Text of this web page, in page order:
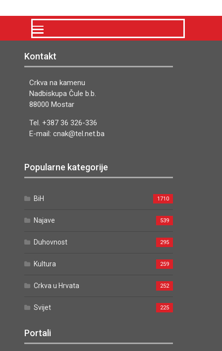
Kontakt
Crkva na kamenu
Nadbiskupa Čule b.b.
88000 Mostar
Tel. +387 36 326-336
E-mail: cnak@tel.net.ba
Popularne kategorije
BiH 1710
Najave 539
Duhovnost 295
Kultura 259
Crkva u Hrvata 252
Svijet 225
Portali